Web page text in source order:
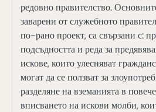
редовно правителство.
заварени от служебното
по-рано проект, са свързани с:
подсъдността и реда за
искове, които улесняват
могат да се ползват за
разделяне на вземанията в
вписването на искови молби,